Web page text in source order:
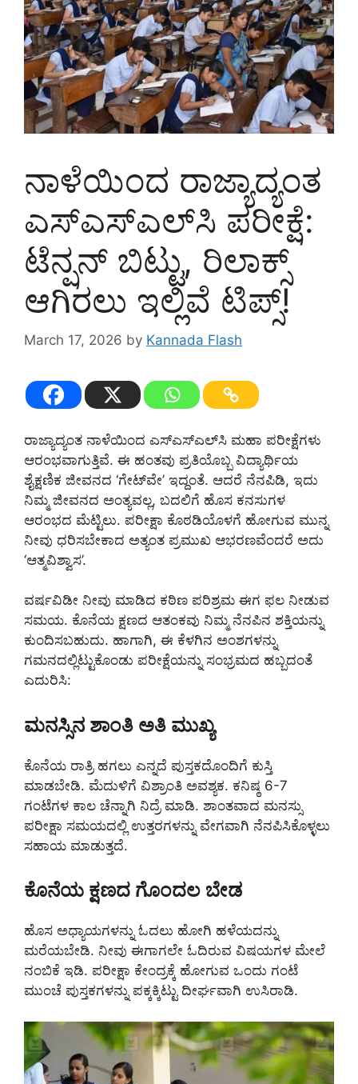
ನಾಳೆಯಿಂದ ರಾಜ್ಯಾದ್ಯಂತ
ಎಸ್‌ಎಸ್‌ಎಲ್‌ಸಿ ಪರೀಕ್ಷೆ:
ಟೆನ್ಷನ್ ಬಿಟ್ಟು, ರಿಲಾಕ್ಸ್
ಆಗಿರಲು ಇಲ್ಲಿವೆ ಟಿಪ್ಸ್‌!
March 17, 2026 by Kannada Flash
ರಾಜ್ಯಾದ್ಯಂತ ನಾಳೆಯಿಂದ ಎಸ್‌ಎಸ್‌ಎಲ್‌ಸಿ ಮಹಾ ಪರೀಕ್ಷೆಗಳು
ಆರಂಭವಾಗುತ್ತಿವೆ. ಈ ಹಂತವು ಪ್ರತಿಯೊಬ್ಬ ವಿದ್ಯಾರ್ಥಿಯ
ಶೈಕ್ಷಣಿಕ ಜೀವನದ ‘ಗೇಟ್‌ವೇ’ ಇದ್ದಂತೆ. ಆದರೆ ನೆನಪಿಡಿ, ಇದು
ನಿಮ್ಮ ಜೀವನದ ಅಂತ್ಯವಲ್ಲ, ಬದಲಿಗೆ ಹೊಸ ಕನಸುಗಳ
ಆರಂಭದ ಮೆಟ್ಟಿಲು. ಪರೀಕ್ಷಾ ಕೊಠಡಿಯೊಳಗೆ ಹೋಗುವ ಮುನ್ನ
ನೀವು ಧರಿಸಬೇಕಾದ ಅತ್ಯಂತ ಪ್ರಮುಖ ಆಭರಣವೆಂದರೆ ಅದು
‘ಆತ್ಮವಿಶ್ವಾಸ’.
ವರ್ಷವಿಡೀ ನೀವು ಮಾಡಿದ ಕಠಿಣ ಪರಿಶ್ರಮ ಈಗ ಫಲ ನೀಡುವ
ಸಮಯ. ಕೊನೆಯ ಕ್ಷಣದ ಆತಂಕವು ನಿಮ್ಮ ನೆನಪಿನ ಶಕ್ತಿಯನ್ನು
ಕುಂದಿಸಬಹುದು. ಹಾಗಾಗಿ, ಈ ಕೆಳಗಿನ ಅಂಶಗಳನ್ನು
ಗಮನದಲ್ಲಿಟ್ಟುಕೊಂಡು ಪರೀಕ್ಷೆಯನ್ನು ಸಂಭ್ರಮದ ಹಬ್ಬದಂತೆ
ಎದುರಿಸಿ:
ಮನಸ್ಸಿನ ಶಾಂತಿ ಅತಿ ಮುಖ್ಯ
ಕೊನೆಯ ರಾತ್ರಿ ಹಗಲು ಎನ್ನದೆ ಪುಸ್ತಕದೊಂದಿಗೆ ಕುಸ್ತಿ
ಮಾಡಬೇಡಿ. ಮೆದುಳಿಗೆ ವಿಶ್ರಾಂತಿ ಅವಶ್ಯಕ. ಕನಿಷ್ಠ 6-7
ಗಂಟೆಗಳ ಕಾಲ ಚೆನ್ನಾಗಿ ನಿದ್ರೆ ಮಾಡಿ. ಶಾಂತವಾದ ಮನಸ್ಸು
ಪರೀಕ್ಷಾ ಸಮಯದಲ್ಲಿ ಉತ್ತರಗಳನ್ನು ವೇಗವಾಗಿ ನೆನಪಿಸಿಕೊಳ್ಳಲು
ಸಹಾಯ ಮಾಡುತ್ತದೆ.
ಕೊನೆಯ ಕ್ಷಣದ ಗೊಂದಲ ಬೇಡ
ಹೊಸ ಅಧ್ಯಾಯಗಳನ್ನು ಓದಲು ಹೋಗಿ ಹಳೆಯದನ್ನು
ಮರೆಯಬೇಡಿ. ನೀವು ಈಗಾಗಲೇ ಓದಿರುವ ವಿಷಯಗಳ ಮೇಲೆ
ನಂಬಿಕೆ ಇಡಿ. ಪರೀಕ್ಷಾ ಕೇಂದ್ರಕ್ಕೆ ಹೋಗುವ ಒಂದು ಗಂಟೆ
ಮುಂಚೆ ಪುಸ್ತಕಗಳನ್ನು ಪಕ್ಕಕ್ಕಿಟ್ಟು ದೀರ್ಘವಾಗಿ ಉಸಿರಾಡಿ.